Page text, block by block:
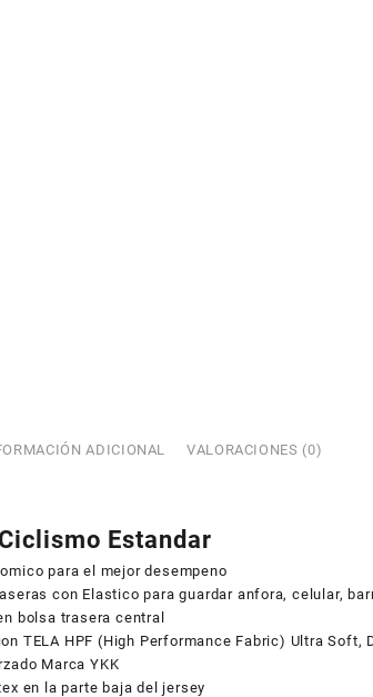
ADICIONAL VALORACIONES (0)
Estandar
para el mejor desempeno
con Elastico para guardar anfora, celular,
bolsa trasera central
TELA HPF (High Performance Fabric) Ultra Soft,
Marca YKK
en la parte baja del jersey
COPIAR